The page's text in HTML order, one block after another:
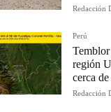
Redacción
Perú
región
cerca
Redacción